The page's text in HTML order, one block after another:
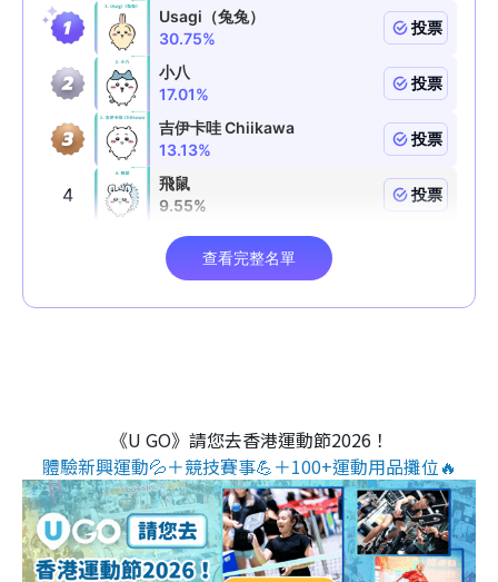
《U GO》請您去香港運動節2026！
體驗新興運動💦＋競技賽事💪＋100+運動用品攤位🔥